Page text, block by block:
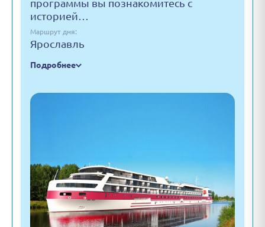
программы вы познакомитесь с
историей…
Маршрут дня:
Ярославль
Подробнее